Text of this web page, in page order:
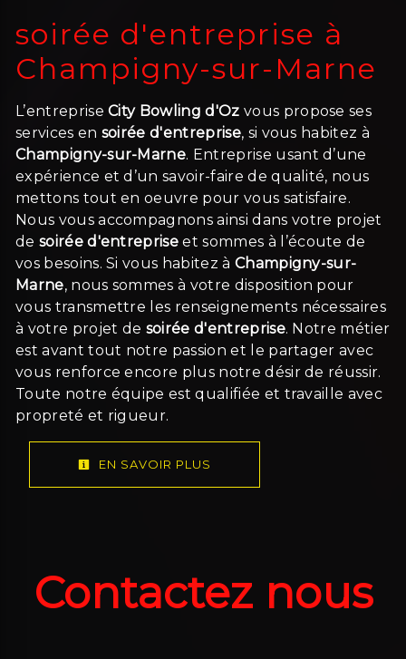
soirée d'entreprise à
Champigny-sur-Marne
L’entrepriseCity Bowling d'Oz vous propose ses
services en soirée d'entreprise, si vous habitez à
Champigny-sur-Marne. Entreprise usant d’une
expérience et d’un savoir-faire de qualité, nous
mettons tout en oeuvre pour vous satisfaire.
Nous vous accompagnons ainsi dans votre projet
de soirée d'entreprise et sommes à l’écoute de
vos besoins. Si vous habitez à Champigny-sur-
Marne, nous sommes à votre disposition pour
vous transmettre les renseignements nécessaires
à votre projet de soirée d'entreprise. Notre métier
est avant tout notre passion et le partager avec
vous renforce encore plus notre désir de réussir.
Toute notre équipe est qualifiée et travaille avec
propreté et rigueur.
EN SAVOIR PLUS
Contactez nous